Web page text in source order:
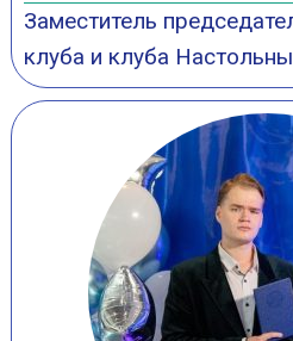
Заместитель
клуба и клуба